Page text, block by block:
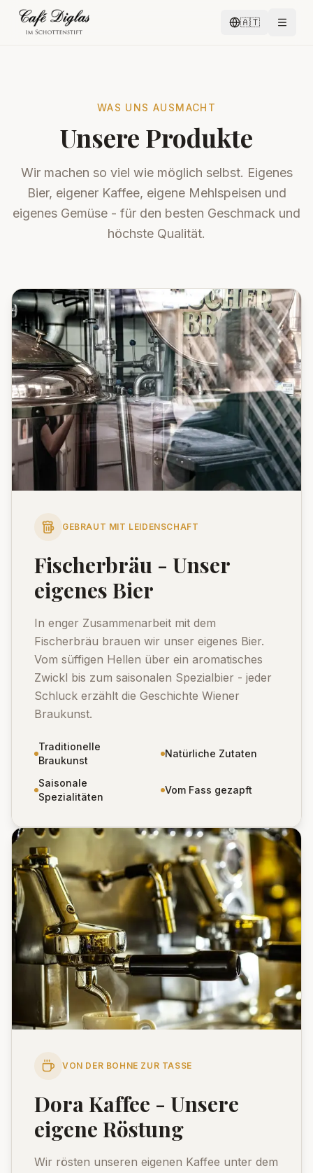
🇦🇹
WAS UNS AUSMACHT
Unsere Produkte
Wir machen so viel wie möglich selbst. Eigenes
Bier, eigener Kaffee, eigene Mehlspeisen und
eigenes Gemüse - für den besten Geschmack und
höchste Qualität.
GEBRAUT MIT LEIDENSCHAFT
Fischerbräu - Unser
eigenes Bier
In enger Zusammenarbeit mit dem
Fischerbräu brauen wir unser eigenes Bier.
Vom süffigen Hellen über ein aromatisches
Zwickl bis zum saisonalen Spezialbier - jeder
Schluck erzählt die Geschichte Wiener
Braukunst.
Traditionelle
Braukunst
Natürliche Zutaten
Saisonale
Spezialitäten
Vom Fass gezapft
VON DER BOHNE ZUR TASSE
Dora Kaffee - Unsere
eigene Röstung
Wir rösten unseren eigenen Kaffee unter dem